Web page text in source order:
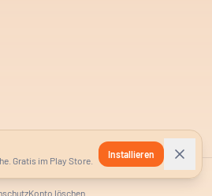
Konto löschen
Gratis im Play Store.
Installieren